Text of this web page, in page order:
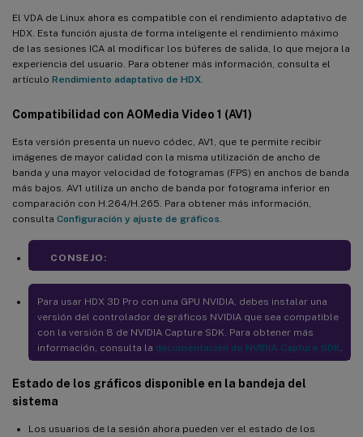
El VDA de Linux ahora es compatible con el rendimiento adaptativo de
HDX. Esta función ajusta de forma inteligente el rendimiento máximo
de las sesiones ICA al modificar los búferes de salida, lo que mejora la
experiencia del usuario. Para obtener más información, consulta el
artículo Rendimiento adaptativo de HDX
Compatibilidad con AOMedia Video 1 (AV1)
Esta versión presenta un nuevo códec, AV1, que te permite recibir
imágenes de mayor calidad con la misma utilización de ancho de
banda y una mayor velocidad de fotogramas (FPS) en anchos de banda
más bajos. AV1 utiliza un ancho de banda por fotograma inferior en
comparación con H.264/H.265. Para obtener más información,
consulta Configuración y ajuste de gráficos
CONSEJO:
Para usar HDX 3D Pro con una GPU NVIDIA, debes instalar una
versión del controlador de gráficos NVIDIA que sea compatible
con la versión 8 de NVIDIA Capture SDK. Para obtener más
información, consulta la documentación de NVIDIA Capture SDK
Estado de los gráficos disponible en la bandeja del
sistema
Los usuarios de la sesión ahora pueden ver el estado de los
Control de congestión EDT mejorado (versión preliminar)
Más elementos de menú en la bandeja del sistema
Mejora de XDPing para admitir comprobaciones de problemas de
Realm probado exhaustivamente para Amazon Linux 2, RHEL
7.9 y CentOS 7.9
¿Qué hay de nuevo en la versión 2305?
Compatibilidad con SQLite
Mejoras en el inicio de sesión
Más claves de registro disponibles para la configuración del
directorio de inicio temporal
Compatibilidad con la autenticación Fast Identity Online (FIDO2)
(versión preliminar)
Compatibilidad con la compresión sin pérdidas H.264 para HDX
3D PRO
Compatibilidad ampliada con comodines para especificar URL